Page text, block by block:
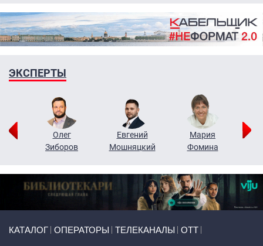
ЭКСПЕРТЫ
Олег
Зиборов
Евгений
Мошняцкий
Мария
Фомина
КАТАЛОГ ОПЕРАТОРЫ ТЕЛЕКАНАЛЫ ОТТ